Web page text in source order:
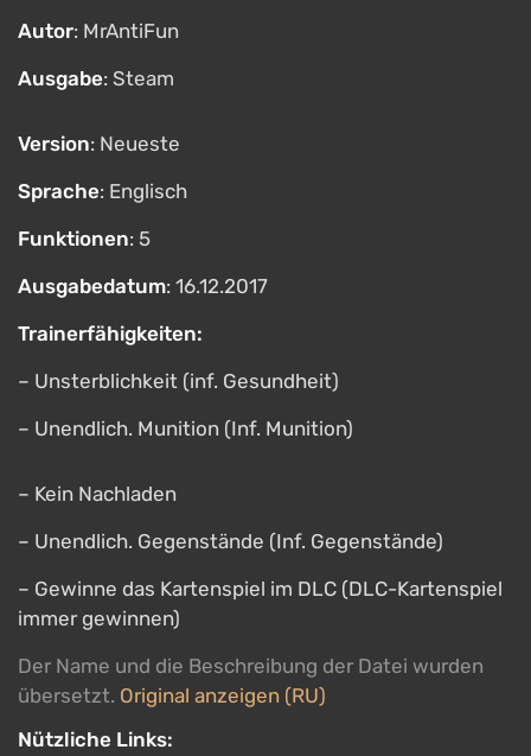
Autor: MrAntiFun
Ausgabe: Steam
Version: Neueste
Sprache: Englisch
Funktionen: 5
Ausgabedatum: 16.12.2017
Trainerfähigkeiten:
– Unsterblichkeit (inf. Gesundheit)
– Unendlich. Munition (Inf. Munition)
– Kein Nachladen
– Unendlich. Gegenstände (Inf. Gegenstände)
– Gewinne das Kartenspiel im DLC (DLC-Kartenspiel
immer gewinnen)
Der Name und die Beschreibung der Datei wurden
übersetzt. Original anzeigen (RU)
Nützliche Links: